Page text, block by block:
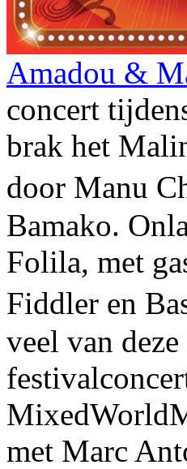
Amadou &
concert
brak het
door Manu
Bamako.
Folila, met
Fiddler en
veel van
met Marc